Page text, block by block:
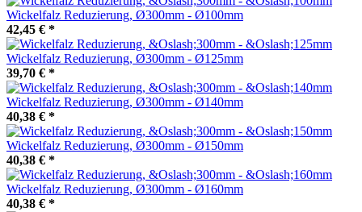
Wickelfalz Reduzierung, Ø300mm - Ø100mm
42,45 € *
Wickelfalz Reduzierung, Ø300mm - Ø125mm
39,70 € *
Wickelfalz Reduzierung, Ø300mm - Ø140mm
40,38 € *
Wickelfalz Reduzierung, Ø300mm - Ø150mm
40,38 € *
Wickelfalz Reduzierung, Ø300mm - Ø160mm
40,38 € *